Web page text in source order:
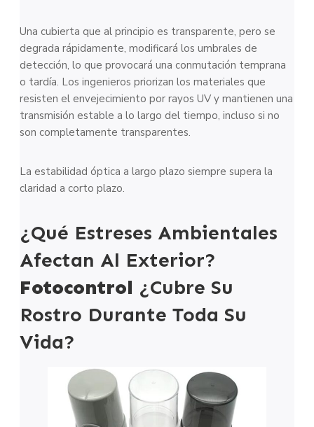
Una cubierta que al principio es transparente, pero se
degrada rápidamente, modificará los umbrales de
detección, lo que provocará una conmutación temprana
o tardía. Los ingenieros priorizan los materiales que
resisten el envejecimiento por rayos UV y mantienen una
transmisión estable a lo largo del tiempo, incluso si no
son completamente transparentes.
La estabilidad óptica a largo plazo siempre supera la
claridad a corto plazo.
¿Qué Estreses Ambientales
Afectan Al Exterior?
Fotocontrol ¿Cubre Su
Rostro Durante Toda Su
Vida?